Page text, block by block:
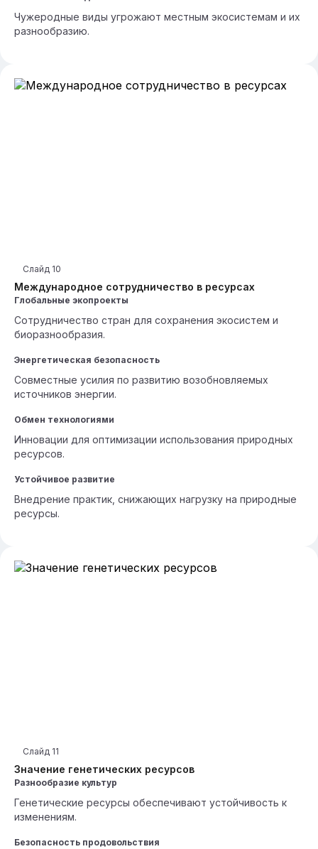
Чужеродные виды угрожают местным экосистемам и их
разнообразию.
Международное сотрудничество в ресурсах
Слайд 10
Глобальные экопроекты
Сотрудничество стран для сохранения экосистем и
биоразнообразия.
Энергетическая безопасность
Совместные усилия по развитию возобновляемых
источников энергии.
Обмен технологиями
Инновации для оптимизации использования природных
ресурсов.
Устойчивое развитие
Внедрение практик, снижающих нагрузку на природные
ресурсы.
Значение генетических ресурсов
Слайд 11
Разнообразие культур
Генетические ресурсы обеспечивают устойчивость к
изменениям.
Безопасность продовольствия